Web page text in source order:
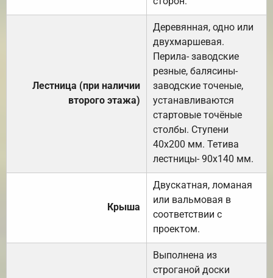
Лестница (при наличии
второго этажа)
Деревянная, одно или
двухмаршевая.
Перила- заводские
резные, балясины-
заводские точеные,
устанавливаются
стартовые точёные
столбы. Ступени
40х200 мм. Тетива
лестницы- 90х140 мм.
Крыша
Двускатная, ломаная
или вальмовая в
соответствии с
проектом.
Выполнена из
строганой доски